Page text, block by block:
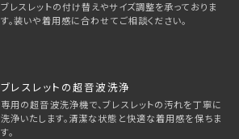
ブレスレットの付け替えやサイズ調整を承っておりま
す。装いや着用感に合わせてご相談ください。
ブレスレットの超音波洗浄
専用の超音波洗浄機で、ブレスレットの汚れを丁寧に
洗浄いたします。清潔な状態と快適な着用感を保ちま
す。